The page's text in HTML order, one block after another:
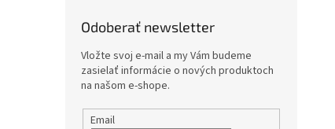
Odoberať newsletter
Vložte svoj e-mail a my Vám budeme
zasielať informácie o nových produktoch
na našom e-shope.
Email